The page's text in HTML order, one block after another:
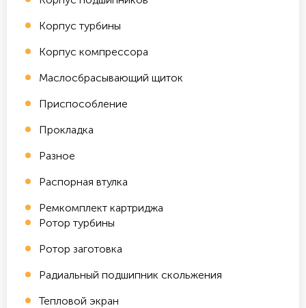
Корпус турбины
Корпус компрессора
Маслосбрасывающий щиток
Приспособление
Прокладка
Разное
Распорная втулка
Ремкомплект картриджа
Ротор турбины
Ротор заготовка
Радиальный подшипник скольжения
Тепловой экран